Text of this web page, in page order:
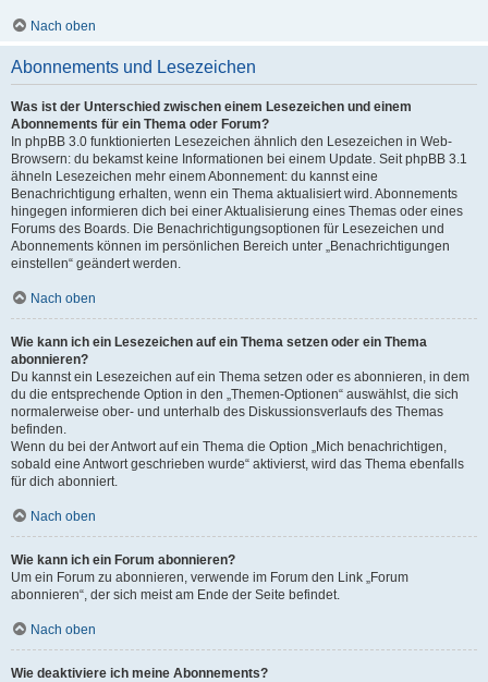
Nach oben
Abonnements und Lesezeichen
Was ist der Unterschied zwischen einem Lesezeichen und einem
Abonnements für ein Thema oder Forum?
In phpBB 3.0 funktionierten Lesezeichen ähnlich den Lesezeichen in Web-
Browsern: du bekamst keine Informationen bei einem Update. Seit phpBB 3.1
ähneln Lesezeichen mehr einem Abonnement: du kannst eine
Benachrichtigung erhalten, wenn ein Thema aktualisiert wird. Abonnements
hingegen informieren dich bei einer Aktualisierung eines Themas oder eines
Forums des Boards. Die Benachrichtigungsoptionen für Lesezeichen und
Abonnements können im persönlichen Bereich unter „Benachrichtigungen
einstellen“ geändert werden.
Nach oben
Wie kann ich ein Lesezeichen auf ein Thema setzen oder ein Thema
abonnieren?
Du kannst ein Lesezeichen auf ein Thema setzen oder es abonnieren, in dem
du die entsprechende Option in den „Themen-Optionen“ auswählst, die sich
normalerweise ober- und unterhalb des Diskussionsverlaufs des Themas
befinden.
Wenn du bei der Antwort auf ein Thema die Option „Mich benachrichtigen,
sobald eine Antwort geschrieben wurde“ aktivierst, wird das Thema ebenfalls
für dich abonniert.
Nach oben
Wie kann ich ein Forum abonnieren?
Um ein Forum zu abonnieren, verwende im Forum den Link „Forum
abonnieren“, der sich meist am Ende der Seite befindet.
Nach oben
Wie deaktiviere ich meine Abonnements?